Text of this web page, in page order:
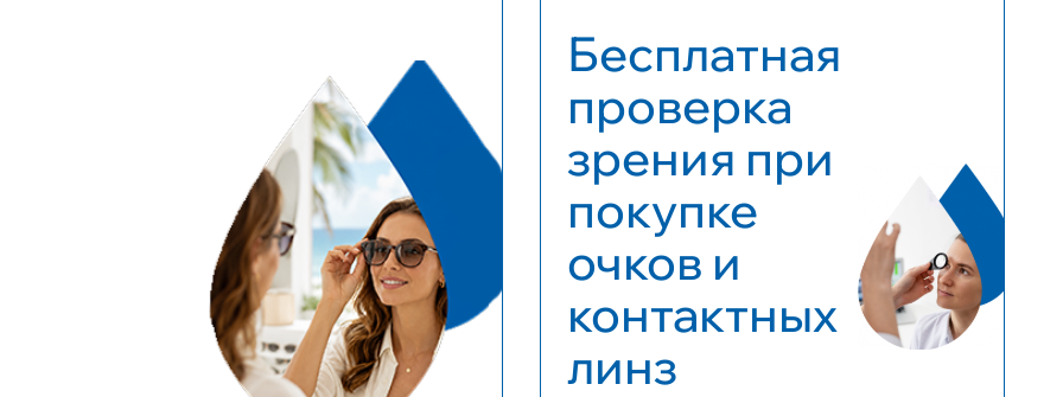
Бесплатная
проверка
зрения при
покупке
очков и
контактных
линз